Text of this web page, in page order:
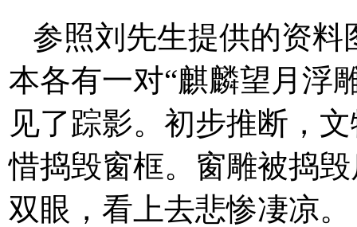
参照刘先生提供的资
本各有一对“麒麟望月浮
见了踪影。初步推断，
惜捣毁窗框。窗雕被捣
双眼，看上去悲惨凄凉。